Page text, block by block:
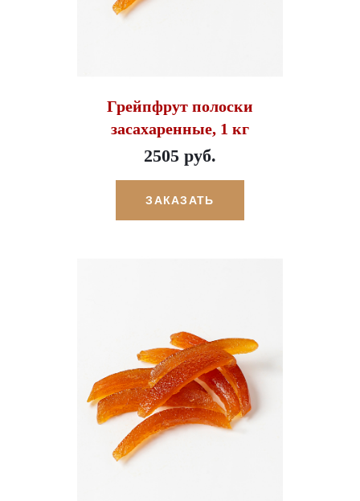
Грейпфрут полоски
засахаренные, 1 кг
2505 руб.
ЗАКАЗАТЬ